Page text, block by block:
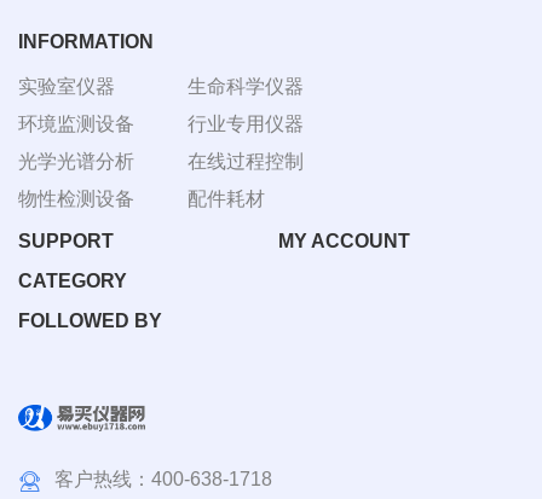
INFORMATION
实验室仪器
环境监测设备
光学光谱分析
物性检测设备
生命科学仪器
行业专用仪器
在线过程控制
配件耗材
SUPPORT
MY ACCOUNT
CATEGORY
FOLLOWED BY
客户热线： 400-638-1718